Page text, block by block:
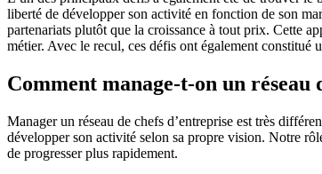
liberté de développer son activité en fonction de son
partenariats plutôt que la croissance à tout prix. Cette
métier. Avec le recul, ces défis ont également constitué
Comment manage-t-on un réseau
Manager un réseau de chefs d’entreprise est très
développer son activité selon sa propre vision. Notre
de progresser plus rapidement.